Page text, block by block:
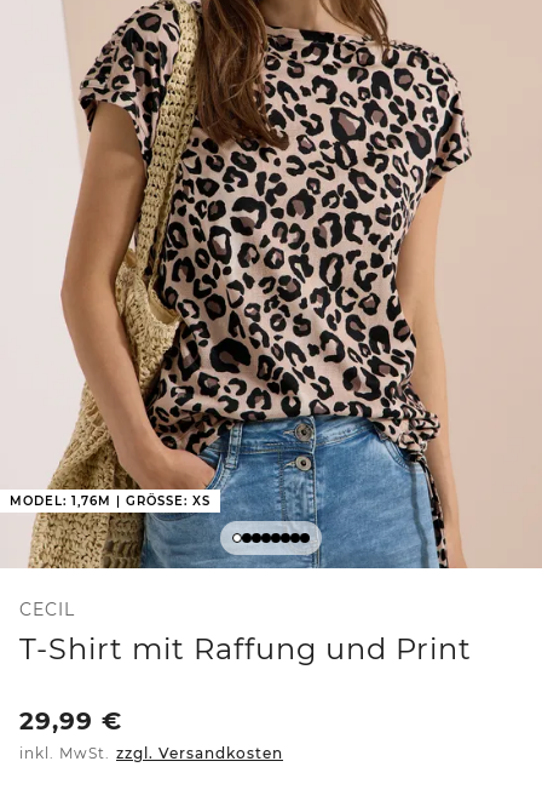
MODEL: 1,76M | GRÖSSE: XS
CECIL
T-Shirt mit Raffung und Print
29,99 €
inkl. MwSt. zzgl. Versandkosten